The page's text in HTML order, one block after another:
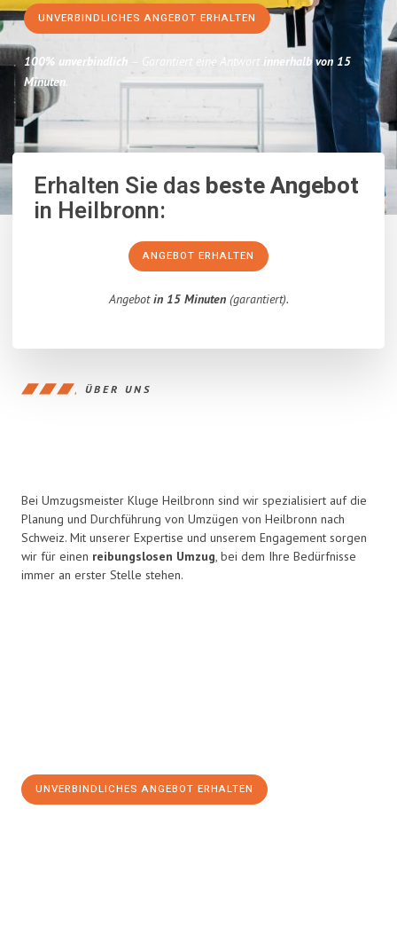
UNVERBINDLICHES ANGEBOT ERHALTEN
100% unverbindlich – Garantiert eine Antwort innerhalb von 15
Minuten.
Erhalten Sie dasbeste Angebot
in Heilbronn:
ANGEBOT ERHALTEN
Angebotin 15 Minuten(garantiert).
ÜBER UNS
Bei Umzugsmeister Kluge Heilbronn sind wir spezialisiert auf die
Planung und Durchführung von Umzügen von Heilbronn nach
Schweiz. Mit unserer Expertise und unserem Engagement sorgen
wir für einen reibungslosen Umzug, bei dem Ihre Bedürfnisse
immer an erster Stelle stehen.
UNVERBINDLICHES ANGEBOT ERHALTEN